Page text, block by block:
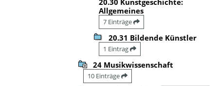
Allgemeines
7 Einträge
20.31 Bildende Künstler
1 Eintrag
24 Musikwissenschaft
10 Einträge